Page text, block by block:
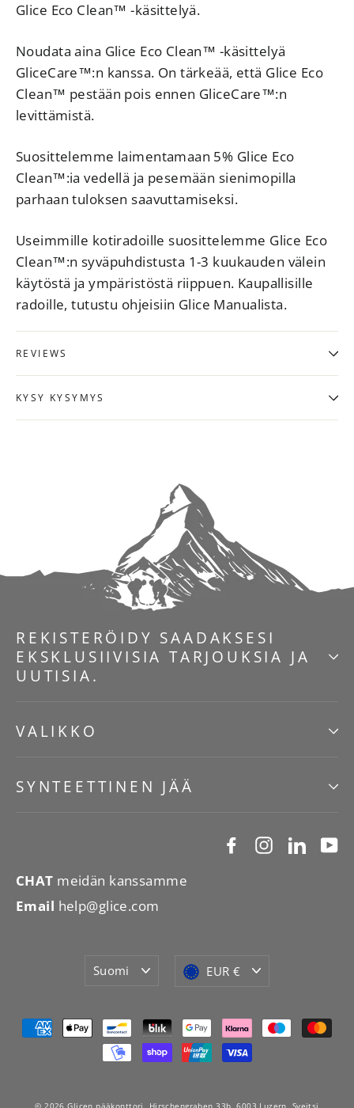
Glice Eco Clean™ -käsittelyä.
Noudata aina Glice Eco Clean™ -käsittelyä
GliceCare™:n kanssa. On tärkeää, että Glice Eco
Clean™ pestään pois ennen GliceCare™:n
levittämistä.
Suosittelemme laimentamaan 5% Glice Eco
Clean™:ia vedellä ja pesemään sienimopilla
parhaan tuloksen saavuttamiseksi.
Useimmille kotiradoille suosittelemme Glice Eco
Clean™:n syväpuhdistusta 1-3 kuukauden välein
käytöstä ja ympäristöstä riippuen. Kaupallisille
radoille, tutustu ohjeisiin Glice Manualista.
REVIEWS
KYSY KYSYMYS
REKISTERÖIDY SAADAKSESI
EKSKLUSIIVISIA TARJOUKSIA JA
UUTISIA.
VALIKKO
SYNTEETTINEN JÄÄ
FacebookInstagram
CHAT meidän kanssamme
Email help@glice.com
Kieli
Suomi Valuutta
EUR €